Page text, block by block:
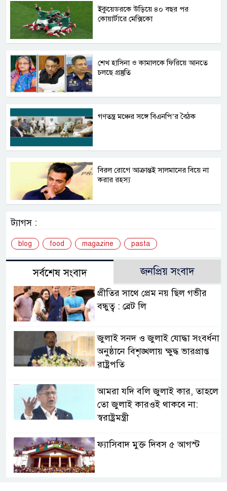
ইকুয়েডরকে উড়িয়ে ৪০ বছর পর
কোয়ার্টারে মেক্সিকো
শেখ হাসিনা ও কামালকে ফিরিয়ে আনতে
চলছে প্রস্তুতি
গণতন্ত্র মঞ্চের সঙ্গে বিএনপি’র বৈঠক
বিরল রোগে আক্রান্তই সালমানের বিয়ে না
করার রহস্য
ট্যাগস :
blog food magazine pasta
সর্বশেষ সংবাদ জনপ্রিয় সংবাদ
প্রীতির সাথে প্রেম নয় ছিল গভীর
বন্ধুত্ব : ব্রেট লি
জুলাই সনদ ও জুলাই যোদ্ধা সংবর্ধনা
অনুষ্ঠানে বিশৃঙ্খলায় ক্ষুদ্ধ ভারপ্রাপ্ত
রাষ্ট্রপতি
আমরা যদি বলি জুলাই কার, তাহলে
তো জুলাই কারওই থাকবে না:
স্বরাষ্ট্রমন্ত্রী
ফ্যাসিবাদ মুক্ত দিবস ৫ আগস্ট